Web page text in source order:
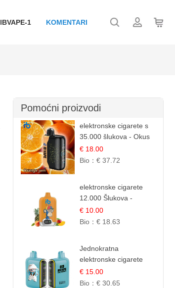
IBVAPE-1 KOMENTARI
Pomoćni proizvodi
elektronske cigarete s
35.000 šlukova - Okus
Narančinog Džema |
Dugotrajno Iskustvo
€ 18.00
Bio： € 37.72
elektronske cigarete
12.000 Šlukova -
Mango, Ananas,
Breskva | Tropska
€ 10.00
Bio： € 18.63
Jednokratna
elektronske cigarete
25.000 Puffova - Kupina
& Borovnica | Šumska
€ 15.00
Bio： € 30.65